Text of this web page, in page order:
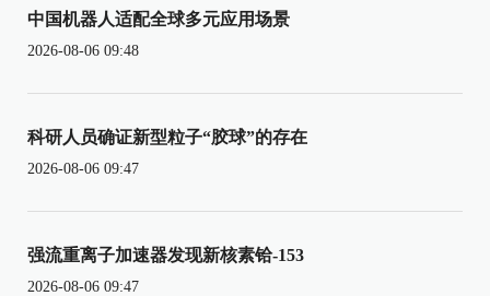
中国机器人适配全球多元应用场景
2026-08-06 09:48
科研人员确证新型粒子“胶球”的存在
2026-08-06 09:47
强流重离子加速器发现新核素铪-153
2026-08-06 09:47